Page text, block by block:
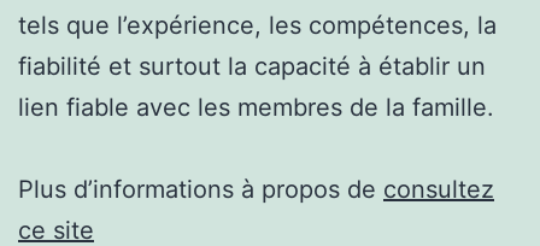
tels que l’expérience, les compétences, la
fiabilité et surtout la capacité à établir un
lien fiable avec les membres de la famille.
Plus d’informations à propos de consultez
ce site